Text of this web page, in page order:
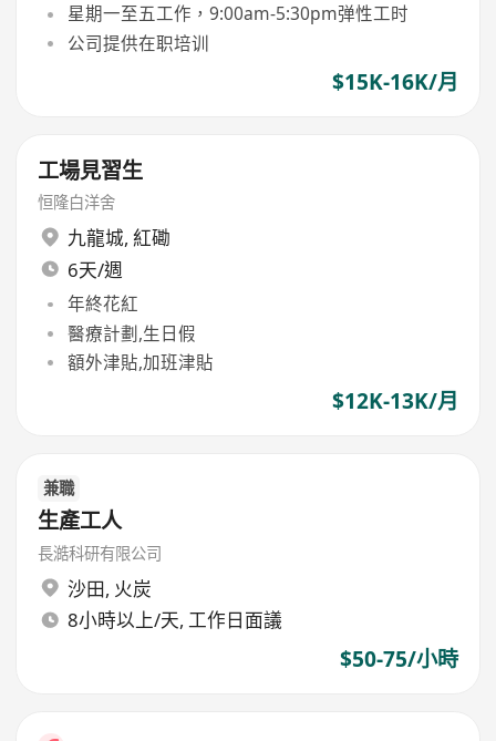
星期一至五工作，9:00am-5:30pm弹性工时
公司提供在职培训
$15K-16K/月
工場見習生
恒隆白洋舍
九龍城, 紅磡
6天/週
年終花紅
醫療計劃,生日假
額外津貼,加班津貼
$12K-13K/月
兼職
生產工人
長澔科研有限公司
沙田, 火炭
8小時以上/天, 工作日面議
$50-75/小時